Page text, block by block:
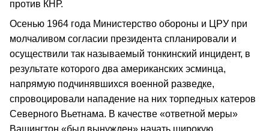
против КНР.
Осенью 1964 года Министерство обороны и ЦРУ при
молчаливом согласии президента спланировали и
осуществили так называемый тонкинский инцидент, в
результате которого два американских эсминца,
напрямую подчинявшихся военной разведке,
спровоцировали нападение на них торпедных катеров
Северного Вьетнама. В качестве «ответной меры»